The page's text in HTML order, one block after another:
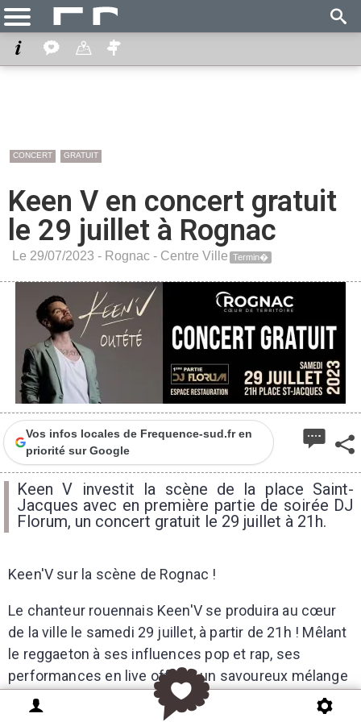
CONCERT GRATUIT
Keen V en concert gratuit
le 29 juillet à Rognac
Le 29/07/2023 - Rognac - Centre Ville Termin�
Vos infos locales de Frequence-sud.fr en
priorité sur Google
Keen V investit la scène de la place Saint-
Jacques avec en première partie de soirée DJ
Florum, un concert gratuit le 29 juillet à 21h.
Keen'V sur la scène de Rognac !
Le chanteur rouennais Keen'V se produira au cœur
de la ville le samedi 29 juillet, à partir de 21h ! Mêlant
le reggaeton à ses influences pop et rap, ses
performances en live offrent un savoureux mélange
de tubes incontournables et de nouveautés,